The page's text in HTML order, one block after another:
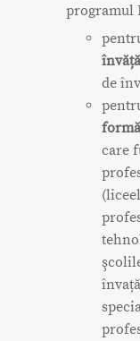
programul
de
care